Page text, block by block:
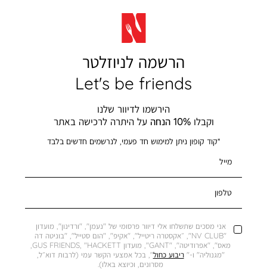
הרשמה לניוזלטר
Let's be friends
הירשמו לדיוור שלנו
וקבלו10% הנחה על היתרה לרכישה באתר
*קוד קופון ניתן למימוש חד פעמי, לנרשמים חדשים בלבד
מייל
טלפון
אני מסכים שתשלחו אלי דיוור פרסומי של "נעמן", "ורדינון", מועדון
"NV CLUB", ״אקסטרה ריטייל", "אקיפ", "הום סטייל", "בוניטה דה
מאס", "אפרודיטה", "GANT", מועדון GUS FRIENDS, "HACKETT,
"מגנוליה" ו-" ריבוע כחול", בכל אמצעי הקשר עמי (לרבות דוא״ל,
מסרונים, וכיוצא באלו).